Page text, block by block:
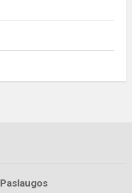
Paslaugos